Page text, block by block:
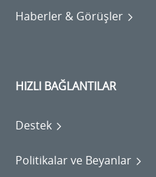
Haberler & Görüşler
HIZLI BAĞLANTILAR
Destek
Politikalar ve Beyanlar